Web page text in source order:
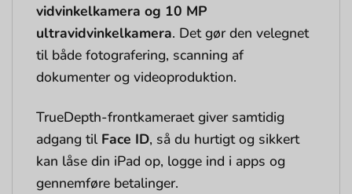
vidvinkelkamera og 10 MP
ultravidvinkelkamera. Det gør den velegnet
til både fotografering, scanning af
dokumenter og videoproduktion.
TrueDepth-frontkameraet giver samtidig
adgang til Face ID, så du hurtigt og sikkert
kan låse din iPad op, logge ind i apps og
gennemføre betalinger.